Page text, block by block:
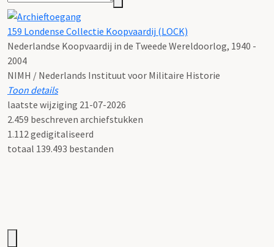
159 Londense Collectie Koopvaardij (LOCK)
Nederlandse Koopvaardij in de Tweede Wereldoorlog, 1940 -
2004
NIMH / Nederlands Instituut voor Militaire Historie
Toon details
Datering:
Nederlandse Koopvaardij in de Tweede Wereldoorlog, 1940 -
2004
Omvang in meters:
laatste wijziging 21-07-2026
2.459 beschreven archiefstukken
1.112 gedigitaliseerd
totaal 139.493 bestanden